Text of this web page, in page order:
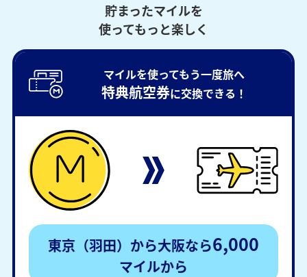
貯まったマイルを
使ってもっと楽しく
マイルを使ってもう一度旅へ
特典航空券に交換できる！
東京（羽田）から大阪なら6,000
マイルから